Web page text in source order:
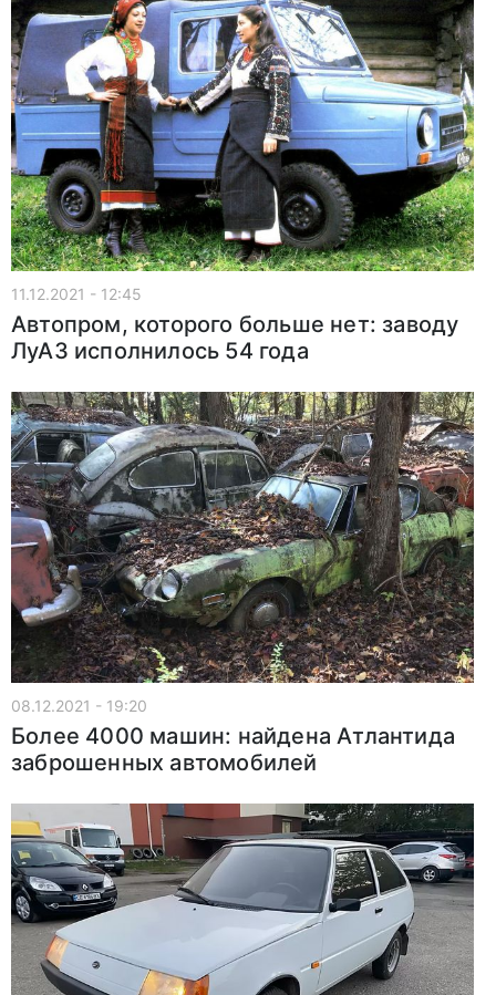
11.12.2021 - 12:45
Автопром, которого больше нет: заводу
ЛуАЗ исполнилось 54 года
08.12.2021 - 19:20
Более 4000 машин: найдена Атлантида
заброшенных автомобилей